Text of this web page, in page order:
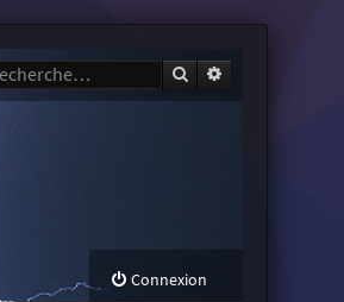
Rechercher
Connexion